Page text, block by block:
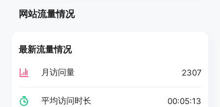
网站流量情况
最新流量情况
月访问量 2307
平均访问时长 00:05:13